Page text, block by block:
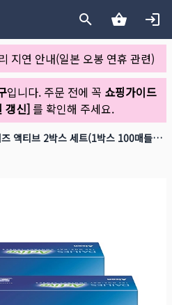
지연 안내(일본 오봉 연휴 관련)
입니다. 주문 전에 꼭 쇼핑가이드
갱신]를 확인해 주세요.
ALCON 데일리즈 액티브 2박스 세트(1박스 100매들이*2)